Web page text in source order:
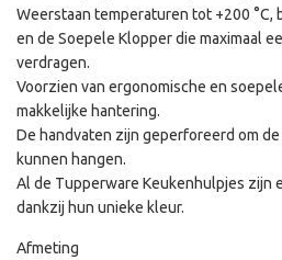
Weerstaan temperaturen tot +200 °C,
en de Soepele Klopper die maximaal
verdragen.
Voorzien van ergonomische en
makkelijke hantering.
De handvaten zijn geperforeerd om
kunnen hangen.
Al de Tupperware Keukenhulpjes zijn
dankzij hun unieke kleur.
Afmeting